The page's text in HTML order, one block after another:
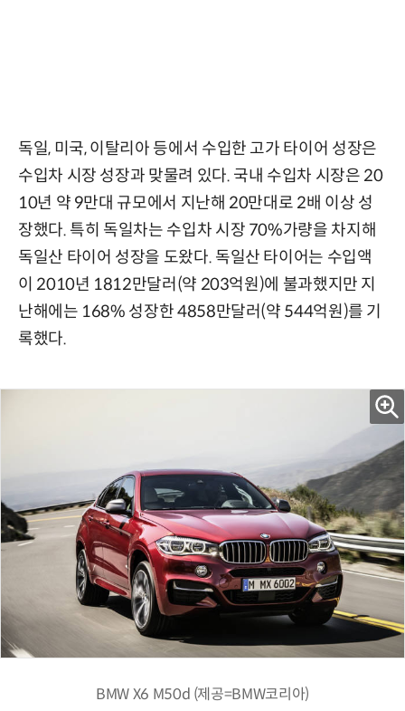
독일, 미국, 이탈리아 등에서 수입한 고가 타이어 성장은
수입차 시장 성장과 맞물려 있다. 국내 수입차 시장은 20
10년 약 9만대 규모에서 지난해 20만대로 2배 이상 성
장했다. 특히 독일차는 수입차 시장 70%가량을 차지해
독일산 타이어 성장을 도왔다. 독일산 타이어는 수입액
이 2010년 1812만달러(약 203억원)에 불과했지만 지
난해에는 168% 성장한 4858만달러(약 544억원)를 기
록했다.
BMW X6 M50d (제공=BMW코리아)